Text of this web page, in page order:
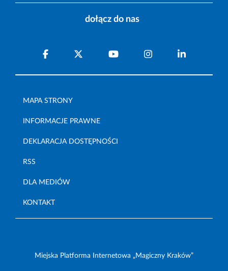
dołącz do nas
MAPA STRONY
INFORMACJE PRAWNE
DEKLARACJA DOSTĘPNOŚCI
RSS
DLA MEDIÓW
KONTAKT
Miejska Platforma Internetowa „Magiczny Kraków”